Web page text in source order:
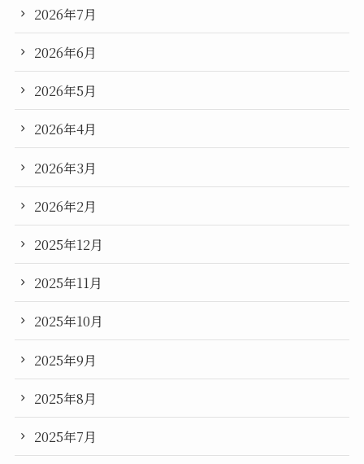
2026年7月
2026年6月
2026年5月
2026年4月
2026年3月
2026年2月
2025年12月
2025年11月
2025年10月
2025年9月
2025年8月
2025年7月